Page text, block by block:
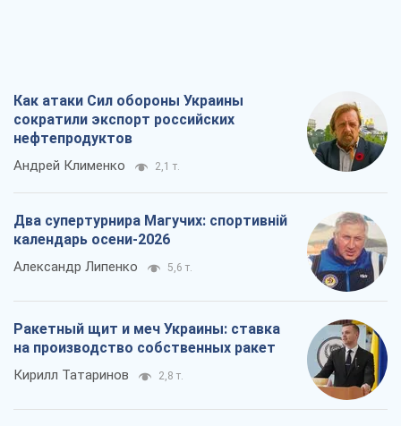
Как атаки Сил обороны Украины
сократили экспорт российских
нефтепродуктов
Андрей Клименко 2,1 т.
Два супертурнира Магучих: спортивній
календарь осени-2026
Александр Липенко 5,6 т.
Ракетный щит и меч Украины: ставка
на производство собственных ракет
Кирилл Татаринов 2,8 т.